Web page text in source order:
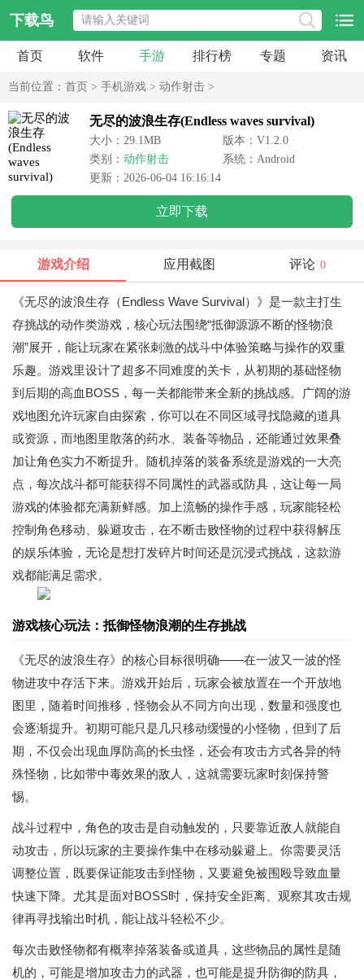
下载鸟
首页 软件 手游 排行榜 专题 资讯
当前位置： 首页 > 手机游戏 > 动作射击 >
无尽的波浪生存(Endless waves survival)
大小：29.1MB
版本：V1.2.0
类别： 动作射击
系统：Android
更新：2026-06-04 16:16:14
立即下载
游戏介绍 应用截图 评论 0
《无尽的波浪生存（Endless Wave Survival）》是一款主打生
存挑战的动作类游戏，核心玩法围绕“抵御源源不断的怪物浪
潮”展开，能让玩家在紧张刺激的战斗中体验策略与操作的双重
乐趣。游戏里设计了超多不同难度的关卡，从初期的基础怪物
到后期的高血BOSS，每一关都能带来全新的挑战感。广阔的游
戏地图允许玩家自由探索，你可以在不同区域寻找隐藏的道具
或资源，而地图里散落的药水、装备等物品，还能通过效果叠
加让角色实力不断提升。随机掉落的装备系统是游戏的一大亮
点，每次战斗都可能获得不同属性的武器或防具，这让每一局
游戏的体验都充满新鲜感。加上流畅的操作手感，玩家能轻松
控制角色移动、躲避攻击，在不断击败怪物的过程中获得解压
的娱乐体验，无论是想打发碎片时间还是沉浸式挑战，这款游
戏都能满足需求。
游戏核心玩法：抵御怪物浪潮的生存挑战
《无尽的波浪生存》的核心目标很明确——在一波又一波的怪
物进攻中存活下来。游戏开始后，玩家会被放置在一个开放地
图里，随着时间推移，怪物会从不同方向出现，数量和强度也
会逐渐提升。初期可能只是几只移动缓慢的小怪物，但到了后
期，不仅会出现血厚防高的长虫怪，还会有攻击方式各异的特
殊怪物，比如带中毒效果的敌人，这就需要玩家时刻保持警
惕。
战斗过程中，角色的攻击是自动触发的，只要靠近敌人就能自
动攻击，所以玩家的主要操作集中在移动躲避上。你需要灵活
调整位置，既要保证能攻击到怪物，又要避免被围殴导致血量
快速下降。尤其是面对BOSS时，保持安全距离、观察其攻击规
律再寻找输出时机，能让战斗轻松不少。
每次击败怪物都有概率掉落装备或道具，这些物品的属性是随
机的，可能是增加攻击力的武器，也可能是提升防御的防具，